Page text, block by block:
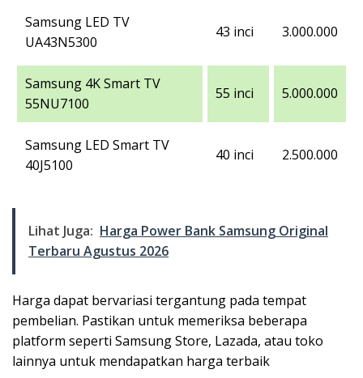
Samsung LED TV
UA43N5300
43 inci 3.000.000
Samsung 4K Smart TV
55NU7100
55 inci 5.000.000
Samsung LED Smart TV
40J5100
40 inci 2.500.000
Lihat Juga: Harga Power Bank Samsung Original
Terbaru Agustus 2026
Harga dapat bervariasi tergantung pada tempat
pembelian. Pastikan untuk memeriksa beberapa
platform seperti Samsung Store, Lazada, atau toko
lainnya untuk mendapatkan harga terbaik